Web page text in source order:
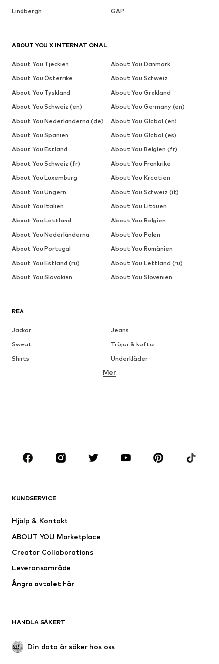
Lindbergh
GAP
REA
Jackor
Jeans
Sweat
Tröjor & koftor
Shirts
Underkläder
Skjortor
Rockar
Kostymer & kavajer
KLÄDER
Jackor
Badkläder
Tillfällen
Upcycling
Nytt
Boots & stövlar
Lågskor
Mer
KUNDSERVICE
Hjälp & Kontakt
ABOUT YOU Marketplace
Creator Collaborations
Leveransområde
Ångra avtalet här
HANDLA SÄKERT
Din data är säker hos oss
ABOUT YOU X INTERNATIONAL
About You Tjeckien
About You Danmark
About You Österrike
About You Schweiz
About You Tyskland
About You Grekland
About You Schweiz (en)
About You Germany (en)
About You Nederländerna (de)
About You Global (en)
About You Spanien
About You Global (es)
About You Estland
About You Belgien (fr)
About You Schweiz (fr)
About You Frankrike
About You Luxemburg
About You Kroatien
About You Ungern
About You Schweiz (it)
About You Italien
About You Litauen
About You Lettland
About You Belgien
About You Nederländerna
About You Polen
About You Portugal
About You Rumänien
About You Estland (ru)
About You Lettland (ru)
About You Slovakien
About You Slovenien